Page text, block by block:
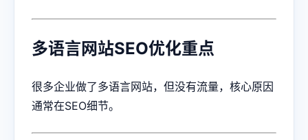
多语言网站SEO优化重点
很多企业做了多语言网站，但没有流量，核心原因
通常在SEO细节。